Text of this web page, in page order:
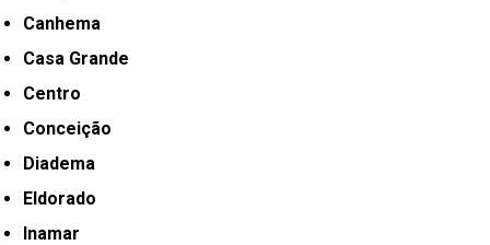
Canhema
Casa Grande
Centro
Conceição
Diadema
Eldorado
Inamar